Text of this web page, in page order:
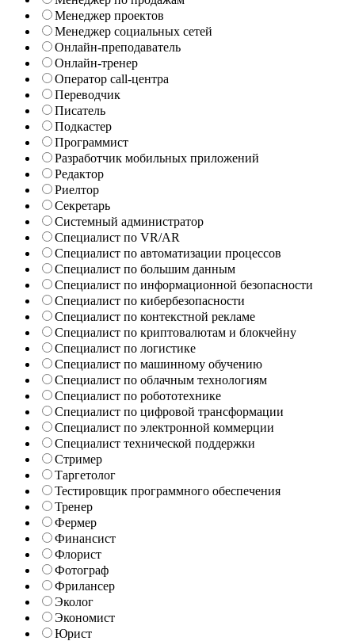
Менеджер проектов
Менеджер социальных сетей
Онлайн-преподаватель
Онлайн-тренер
Оператор call-центра
Переводчик
Писатель
Подкастер
Программист
Разработчик мобильных приложений
Редактор
Риелтор
Секретарь
Системный администратор
Специалист по VR/AR
Специалист по автоматизации процессов
Специалист по большим данным
Специалист по информационной безопасности
Специалист по кибербезопасности
Специалист по контекстной рекламе
Специалист по криптовалютам и блокчейну
Специалист по логистике
Специалист по машинному обучению
Специалист по облачным технологиям
Специалист по робототехнике
Специалист по цифровой трансформации
Специалист по электронной коммерции
Специалист технической поддержки
Стример
Таргетолог
Тестировщик программного обеспечения
Тренер
Фермер
Финансист
Флорист
Фотограф
Фрилансер
Эколог
Экономист
Юрист